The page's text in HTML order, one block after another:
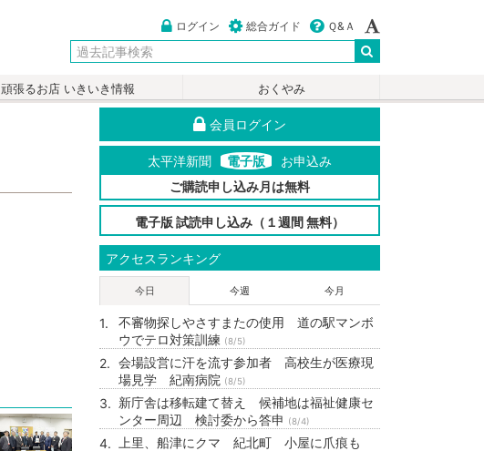
ログイン 総合ガイド Ｑ&Ａ
頑張るお店 いきいき情報 おくやみ
会員ログイン
太平洋新聞 電子版
お申込み
ご購読申し込み月は無料
電子版 試読申し込み（１週間 無料）
アクセスランキング
今日 今週 今月
不審物探しやさすまたの使用 道の駅マンボ
ウでテロ対策訓練 (8/5)
会場設営に汗を流す参加者 高校生が医療現
場見学 紀南病院 (8/5)
新庁舎は移転建て替え 候補地は福祉健康セ
ンター周辺 検討委から答申
(8/4)
上里、船津にクマ 紀北町 小屋に爪痕も